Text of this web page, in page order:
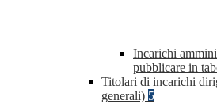
Incarichi
pubblicare in
Titolari di incarichi
generali) 5